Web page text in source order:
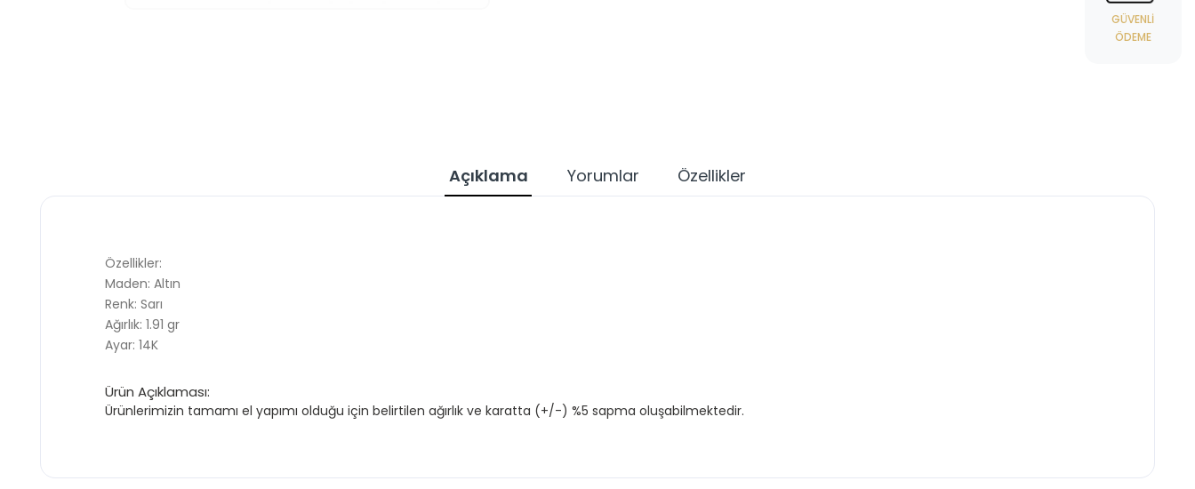
GÜVENLI
ÖDEME
Açıklama Yorumlar Özellikler
Özellikler:
Maden: Altın
Renk: Sarı
Ağırlık: 1.91 gr
Ayar: 14K
Ürün Açıklaması:
Ürünlerimizin tamamı el yapımı olduğu için belirtilen ağırlık ve karatta (+/-) %5 sapma oluşabilmektedir.